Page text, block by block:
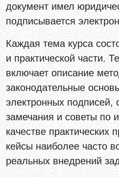
документ имел
подписывается
Каждая тема курса
и практической части.
включает описание
законодательные
электронных подписей,
замечания и советы по
качестве практических
кейсы наиболее часто
реальных внедрений